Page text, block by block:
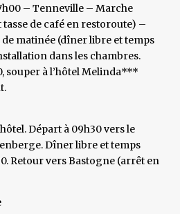
– Tenneville – Marche
de café en restoroute) –
matinée (dîner libre et temps
dans les chambres.
souper à l’hôtel Melinda***
Départ à 09h30 vers le
Dîner libre et temps
Retour vers Bastogne (arrêt en